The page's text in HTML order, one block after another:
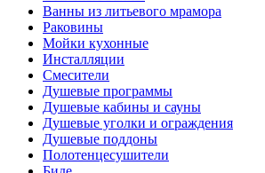
Ванны из литьевого мрамора
Раковины
Мойки кухонные
Инсталляции
Смесители
Душевые программы
Душевые кабины и сауны
Душевые уголки и ограждения
Душевые поддоны
Полотенцесушители